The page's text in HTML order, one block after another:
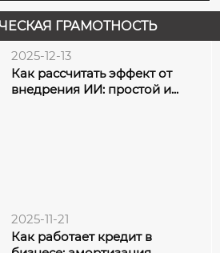
рост доходности
ГРАМОТНОСТЬ
2025-12-13
Как рассчитать эффект от
внедрения ИИ: простой и...
2025-11-21
Как работает кредит в